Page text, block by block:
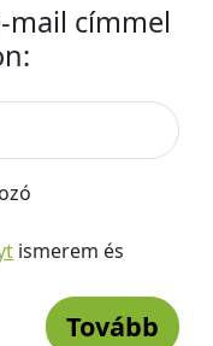
mail címmel
ismerem és
Tovább